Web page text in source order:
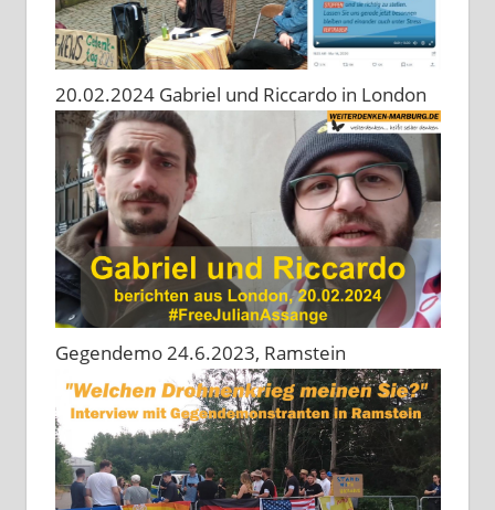
20.02.2024 Gabriel und Riccardo in London
Gegendemo 24.6.2023, Ramstein